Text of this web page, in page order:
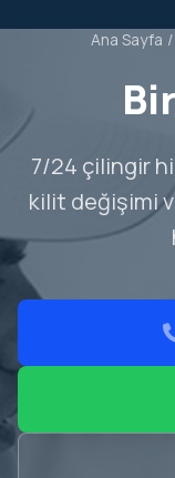
Ana Sayfa /
7/24 çilingir
kilit değişimi